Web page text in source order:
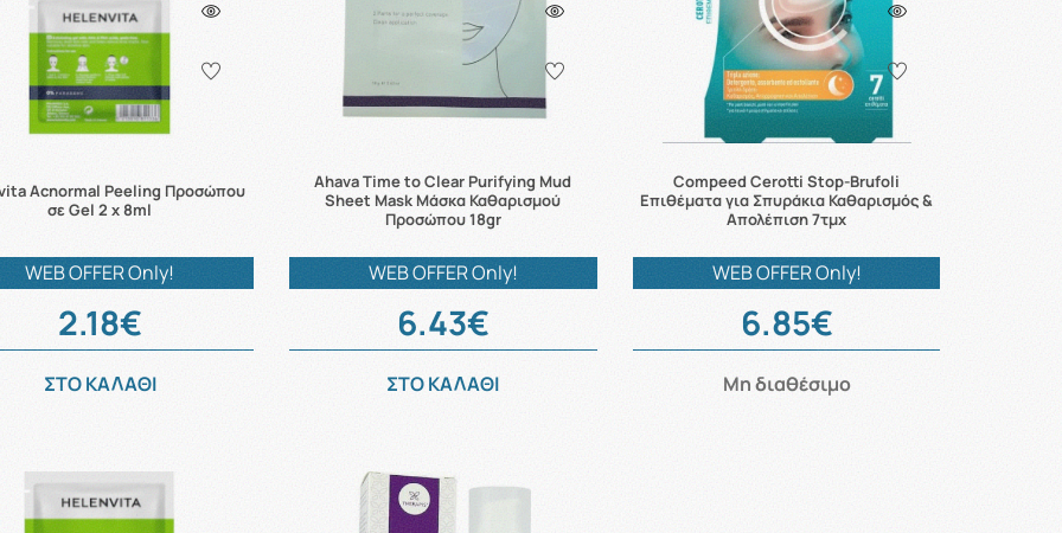
Acnormal Peeling Προσώπου
σε Gel 2 x 8ml
WEB OFFER Only!
2.18€
ΣΤΟ ΚΑΛΑΘΙ
Ahava Time to Clear Purifying Mud
Sheet Mask Μάσκα Καθαρισμού
Προσώπου 18gr
WEB OFFER Only!
6.43€
ΣΤΟ ΚΑΛΑΘΙ
Compeed Cerotti Stop-Brufoli
Επιθέματα για Σπυράκια Καθαρισμός &
Απολέπιση 7τμχ
WEB OFFER Only!
6.85€
Μη διαθέσιμο